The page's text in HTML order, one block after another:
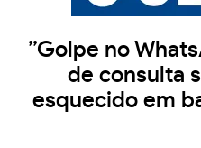
”Golpe no
de consulta
esquecido em